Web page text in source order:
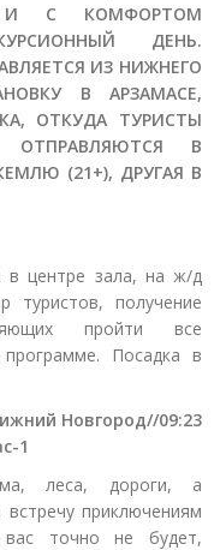
И С КОМФОРТОМ
ДЕНЬ.
ИЗ НИЖНЕГО
В АРЗАМАСЕ,
ОТКУДА ТУРИСТЫ
В
(21+), ДРУГАЯ В
в центре зала, на ж/д
туристов, получение
пройти все
Посадка в
Новгород//09:23
1
леса, дороги, а
встречу приключениям
точно не будет,